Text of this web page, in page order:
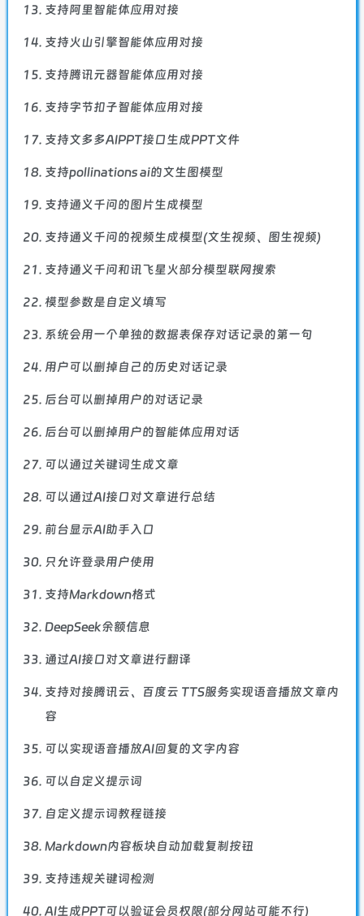
支持阿里智能体应用对接
支持火山引擎智能体应用对接
支持腾讯元器智能体应用对接
支持字节扣子智能体应用对接
支持文多多AIPPT接口生成PPT文件
支持pollinations ai的文生图模型
支持通义千问的图片生成模型
支持通义千问的视频生成模型(文生视频、图生视频)
支持通义千问和讯飞星火部分模型联网搜索
模型参数是自定义填写
系统会用一个单独的数据表保存对话记录的第一句
用户可以删掉自己的历史对话记录
后台可以删掉用户的对话记录
后台可以删掉用户的智能体应用对话
可以通过关键词生成文章
可以通过AI接口对文章进行总结
前台显示AI助手入口
只允许登录用户使用
支持Markdown格式
DeepSeek余额信息
通过AI接口对文章进行翻译
支持对接腾讯云、百度云 TTS服务实现语音播放文章内
容
可以实现语音播放AI回复的文字内容
可以自定义提示词
自定义提示词教程链接
Markdown内容板块自动加载复制按钮
支持违规关键词检测
AI生成PPT可以验证会员权限(部分网站可能不行)